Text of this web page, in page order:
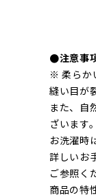
●注意事
※ 柔らか
縫い目が
また、自
ざいます。
お洗濯時
詳しいお
ご参照く
商品の特